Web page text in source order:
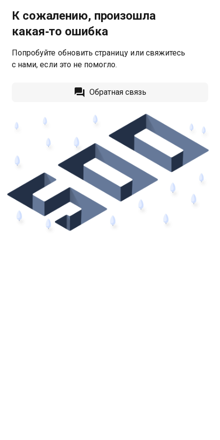
К сожалению, произошла
какая‑то ошибка
Попробуйте обновить страницу или свяжитесь
с нами, если это не помогло.
Обратная связь